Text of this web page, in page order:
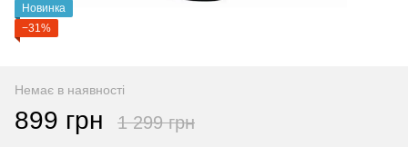
Новинка
−31%
Немає в наявності
899 грн 1 299 грн